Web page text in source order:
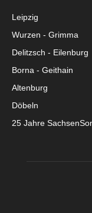
Leipzig
Wurzen - Grimma
Delitzsch - Eilenburg
Borna - Geithain
Altenburg
Döbeln
25 Jahre